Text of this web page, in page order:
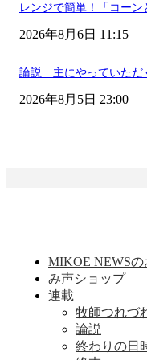
レンジで簡単！「コー
2026年8月6日 11:15
論説 主にやっていただ
2026年8月5日 23:00
MIKOE NEWS
み声ショップ
連載
牧師つれづ
論説
終わりの日